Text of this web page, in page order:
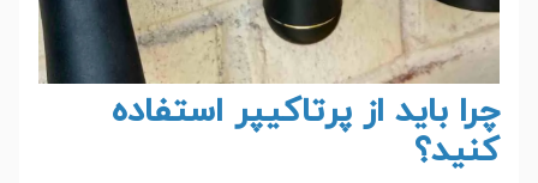
چرا باید از پرتاکیپر استفاده
کنید؟